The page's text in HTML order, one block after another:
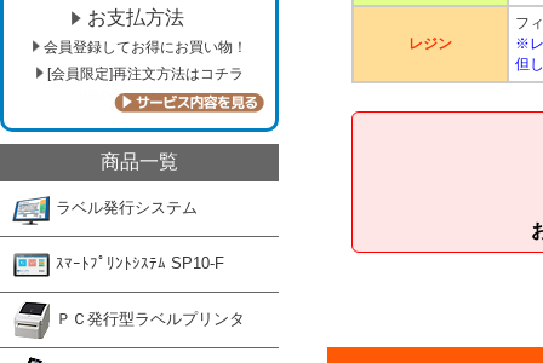
お支払方法
会員登録してお得にお買い物！
[会員限定]再注文方法はコチラ
商品一覧
ラベル発行システム
ｽﾏｰﾄﾌﾟﾘﾝﾄｼｽﾃﾑ SP10-F
ＰＣ発行型ラベルプリンタ
レジン
フ
※レ
但